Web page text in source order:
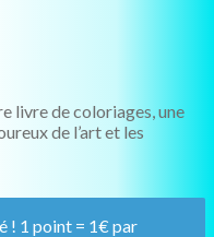
livre de coloriages, une
de l’art et les
! 1 point = 1€ par